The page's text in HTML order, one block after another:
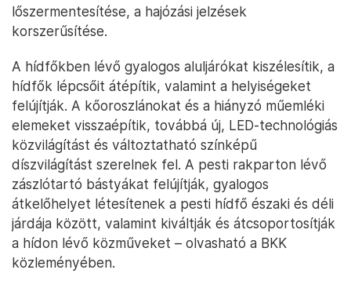
lőszermentesítése, a hajózási jelzések
korszerűsítése.
A hídfőkben lévő gyalogos aluljárókat kiszélesítik, a
hídfők lépcsőit átépítik, valamint a helyiségeket
felújítják. A kőoroszlánokat és a hiányzó műemléki
elemeket visszaépítik, továbbá új, LED-technológiás
közvilágítást és változtatható színképű
díszvilágítást szerelnek fel. A pesti rakparton lévő
zászlótartó bástyákat felújítják, gyalogos
átkelőhelyet létesítenek a pesti hídfő északi és déli
járdája között, valamint kiváltják és átcsoportosítják
a hídon lévő közműveket – olvasható a BKK
közleményében.